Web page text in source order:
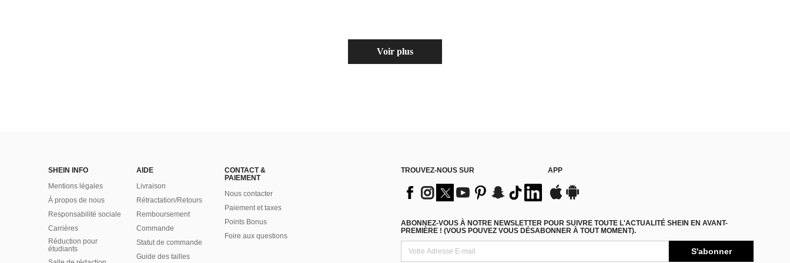
Voir plus
SHEIN INFO
Mentions légales
À propos de nous
Responsabilité sociale
Carrières
Réduction pour
étudiants
AIDE
Livraison
Rétractation/Retours
Remboursement
Commande
Statut de commande
Guide des tailles
CONTACT &
PAIEMENT
Nous contacter
Paiement et taxes
Points Bonus
Foire aux questions
TROUVEZ-NOUS SUR APP
ABONNEZ-VOUS À NOTRE NEWSLETTER POUR SUIVRE TOUTE L'ACTUALITÉ SHEIN EN AVANT-
PREMIÈRE ! (VOUS POUVEZ VOUS DÉSABONNER À TOUT MOMENT).
S'abonner